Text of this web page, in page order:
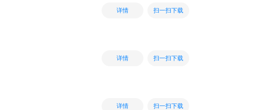
详情 扫一扫下载
详情 扫一扫下载
详情 扫一扫下载